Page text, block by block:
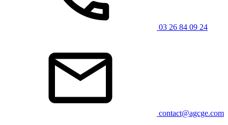
03 26 84 09 24
contact@agcge.com